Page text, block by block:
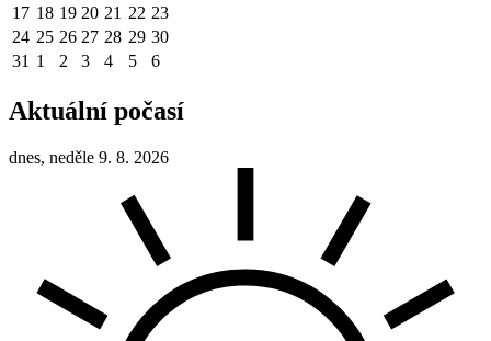
17 18 19 20 21 22 23
24 25 26 27 28 29 30
31 1 2 3 4 5 6
Aktuální počasí
dnes, neděle 9. 8. 2026